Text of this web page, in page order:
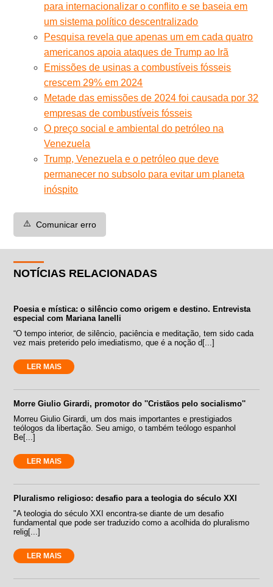
para internacionalizar o conflito e se baseia em
um sistema político descentralizado
Pesquisa revela que apenas um em cada quatro
americanos apoia ataques de Trump ao Irã
Emissões de usinas a combustíveis fósseis
crescem 29% em 2024
Metade das emissões de 2024 foi causada por 32
empresas de combustíveis fósseis
O preço social e ambiental do petróleo na
Venezuela
Trump, Venezuela e o petróleo que deve
permanecer no subsolo para evitar um planeta
inóspito
⚠️ Comunicar erro
NOTÍCIAS RELACIONADAS
Poesia e mística: o silêncio como origem e destino. Entrevista
especial com Mariana Ianelli
“O tempo interior, de silêncio, paciência e meditação, tem sido cada
vez mais preterido pelo imediatismo, que é a noção d[...]
LER MAIS
Morre Giulio Girardi, promotor do ''Cristãos pelo socialismo''
Morreu Giulio Girardi, um dos mais importantes e prestigiados
teólogos da libertação. Seu amigo, o também teólogo espanhol
Be[...]
LER MAIS
Pluralismo religioso: desafio para a teologia do século XXI
"A teologia do século XXI encontra-se diante de um desafio
fundamental que pode ser traduzido como a acolhida do pluralismo
relig[...]
LER MAIS